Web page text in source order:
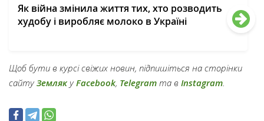
Як війна змінила життя тих, хто розводить
худобу і виробляє молоко в Україні
Щоб бути в курсі свіжих новин, підпишіться на сторінки
сайтуЗемлякуFacebook, Telegram та в Instagram.